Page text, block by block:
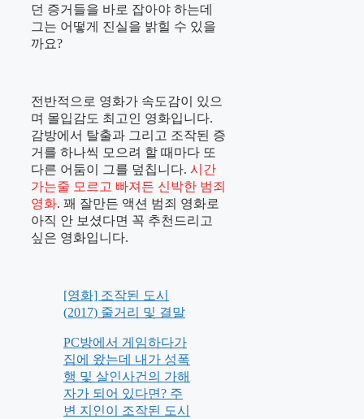
던 증거들을 바로 잡아야 하는데
그는 어떻게 진실을 밝힐 수 있을
까요?
전반적으로 영화가 속도감이 있으
며 몰입감도 최고인 영화입니다.
감방에서 탈출과 그리고 조작된 증
거를 하나씩 모으려 할 때마다 또
다른 어둠이 그를 덮칩니다. 시간
가는줄 모르고 빠져든 신박한 범죄
영화. 꽤 잘만든 액션 범죄 영화로
아직 안 보셨다면 꼭 추천드리고
싶은 영화입니다.
[영화] 조작된 도시
(2017) 줄거리 및 결말
PC방에서 게임하다가
집에 왔는데 내가 성폭
행 및 살인사건의 가해
자가 되어 있다면? 주
변 지인이 조작된 도시